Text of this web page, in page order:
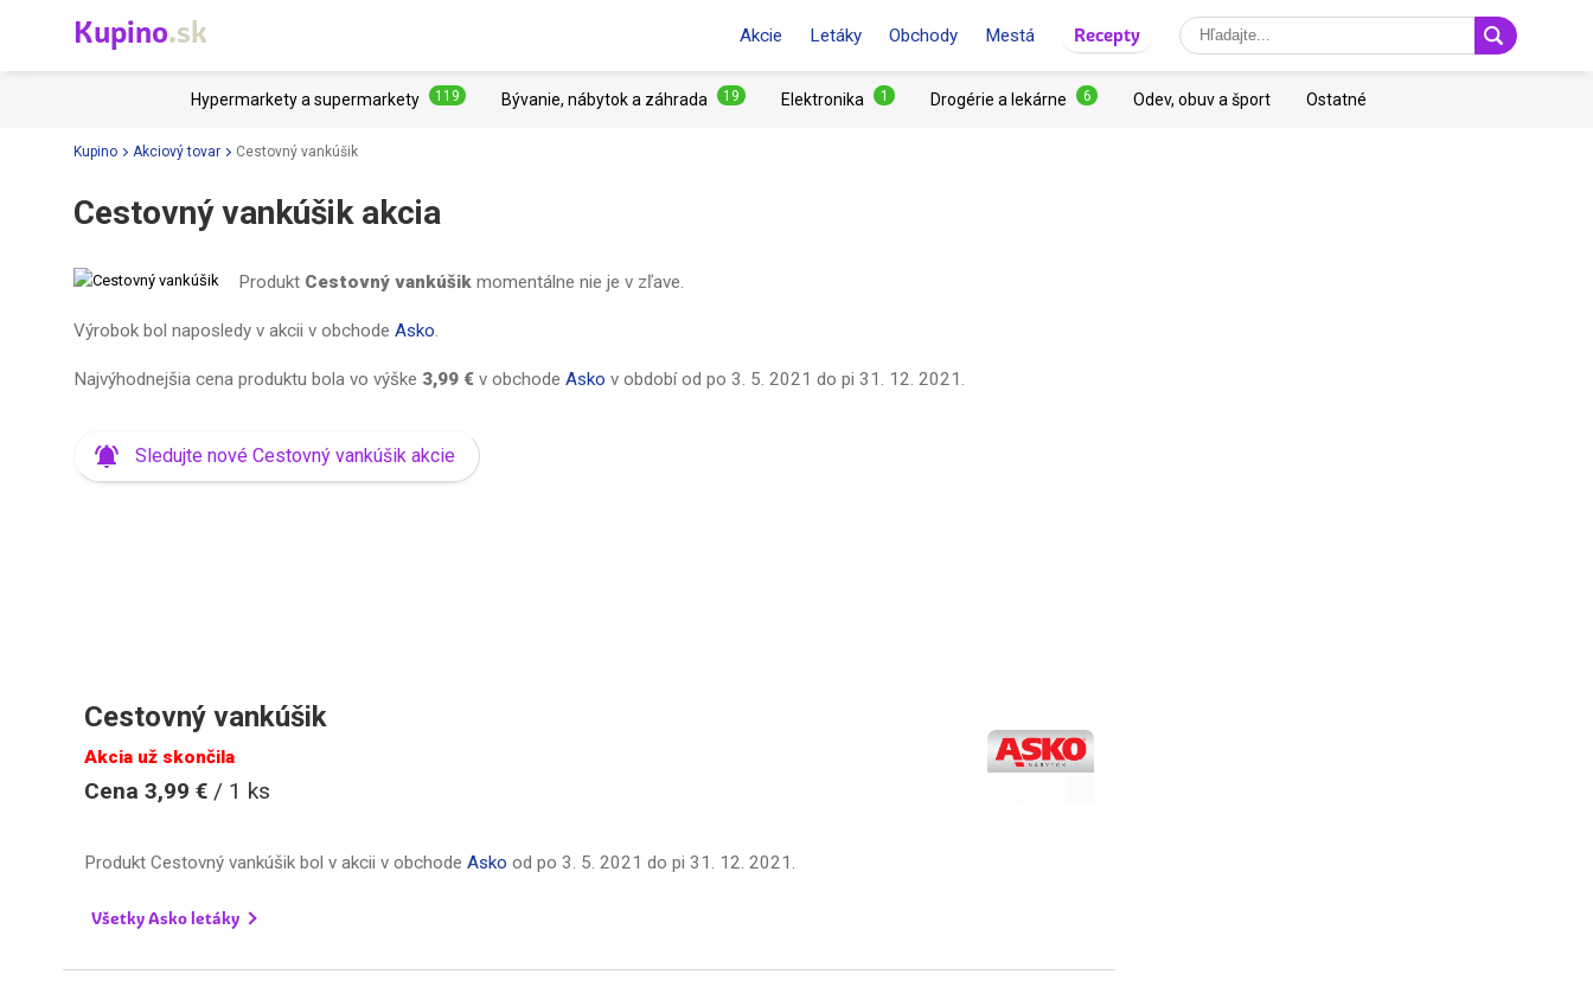
Kupino.sk Akcie Letáky Obchody Mestá Recepty
Hypermarkety a supermarkety 119 Bývanie, nábytok a záhrada 19 Elektronika 1 Drogérie a lekárne 6 Odev, obuv a šport Ostatné
Kupino Akciový tovar Cestovný vankúšik
Cestovný vankúšik akcia
Produkt Cestovný vankúšik momentálne nie je v zľave.
Výrobok bol naposledy v akcii v obchode Asko.
Najvýhodnejšia cena produktu bola vo výške 3,99 € v obchode Asko v období od po 3. 5. 2021 do pi 31. 12. 2021 .
Sledujte nové Cestovný vankúšik akcie
Cestovný vankúšik
Akcia už skončila
Cena 3,99 € / 1 ks
Produkt Cestovný vankúšik bol v akcii v obchode Asko od po 3. 5. 2021 do pi 31. 12. 2021 .
Všetky Asko letáky